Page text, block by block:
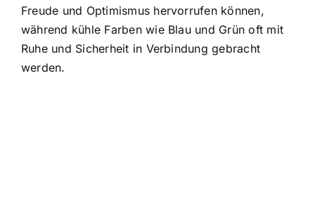
Freude und Optimismus hervorrufen können,
während kühle Farben wie Blau und Grün oft mit
Ruhe und Sicherheit in Verbindung gebracht
werden.